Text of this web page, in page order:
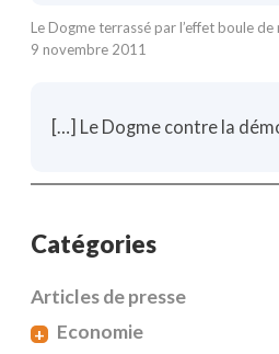
Le Dogme terrassé par l’effet boule de
9 novembre 2011
[…] Le Dogme contre la
Catégories
Articles de presse
+ Economie